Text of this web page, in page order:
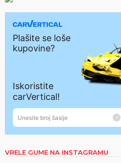
VRELE GUME NA INSTAGRAMU